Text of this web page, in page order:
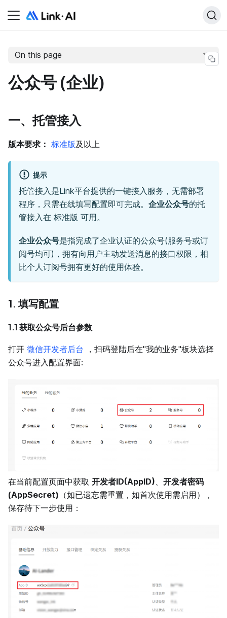
On this page
公众号 (企业)
一、托管接入
版本要求： 标准版 及以上
提示
托管接入是Link平台提供的一键接入服务，无需部署
程序，只需在线填写配置即可完成。 企业公众号的托
管接入在 标准版 可用。
企业公众号是指完成了企业认证的公众号(服务号或订
阅号均可)，拥有向用户主动发送消息的接口权限，相
比个人订阅号拥有更好的使用体验。
1. 填写配置
1.1 获取公众号后台参数
打开 微信开发者后台 ，扫码登陆后在"我的业务"板块选择
公众号进入配置界面:
在当前配置页面中获取 开发者ID(AppID)、 开发者密码
(AppSecret) （如已遗忘需重置，如首次使用需启用），
保存待下一步使用：